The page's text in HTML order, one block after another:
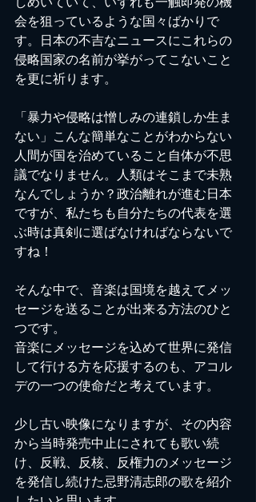
会を狙っているような国々ばかりで
す。日本の不吉なニュースにこれらの
侵略国家の名前が挙がってこないこと
を更に祈ります。
「暴力や侵略は憎しみの連鎖しか生ま
ない」こんな簡単なことがわからない
人間が国を治めていること自体が不思
議でなりません。人類はそこまで未熟
なんでしょうか？政治離れが進む日本
ですが、私たちも自分たちの代表を選
ぶ時は真剣に選ばなければならないで
すね！
そんな中で、音楽は国境を越えてメッ
セージを送ることが出来る方法のひと
つです。
音楽にメッセージを込めて世界に発信
して行ける方を応援するのも、アコル
デの一つの使命だと考えています。
少し古い映像になりますが、その内容
から当時発売中止にされても歌い続
け、反戦、反核、反権力のメッセージ
を発信し続けた忌野清志郎の歌を紹介